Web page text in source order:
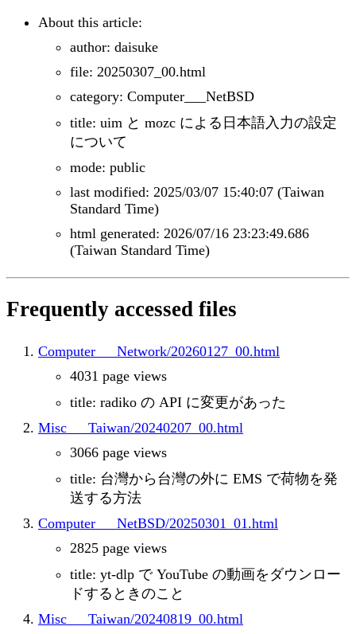
About this article:
author: daisuke
file: 20250307_00.html
category: Computer___NetBSD
title: uim と mozc による日本語入力の設定
について
mode: public
last modified: 2025/03/07 15:40:07 (Taiwan
Standard Time)
html generated: 2026/07/16 23:23:49.686
(Taiwan Standard Time)
Frequently accessed files
Computer___Network/20260127_00.html
4031 page views
title: radiko の API に変更があった
Misc___Taiwan/20240207_00.html
3066 page views
title: 台灣から台灣の外に EMS で荷物を発
送する方法
Computer___NetBSD/20250301_01.html
2825 page views
title: yt-dlp で YouTube の動画をダウンロー
ドするときのこと
Misc___Taiwan/20240819_00.html